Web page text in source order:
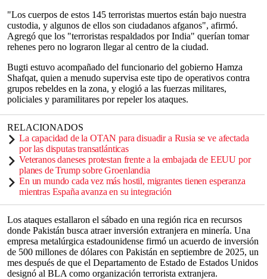
"Los cuerpos de estos 145 terroristas muertos están bajo nuestra
custodia, y algunos de ellos son ciudadanos afganos", afirmó.
Agregó que los "terroristas respaldados por India" querían tomar
rehenes pero no lograron llegar al centro de la ciudad.
Bugti estuvo acompañado del funcionario del gobierno Hamza
Shafqat, quien a menudo supervisa este tipo de operativos contra
grupos rebeldes en la zona, y elogió a las fuerzas militares,
policiales y paramilitares por repeler los ataques.
RELACIONADOS
La capacidad de la OTAN para disuadir a Rusia se ve afectada
por las disputas transatlánticas
Veteranos daneses protestan frente a la embajada de EEUU por
planes de Trump sobre Groenlandia
En un mundo cada vez más hostil, migrantes tienen esperanza
mientras España avanza en su integración
Los ataques estallaron el sábado en una región rica en recursos
donde Pakistán busca atraer inversión extranjera en minería. Una
empresa metalúrgica estadounidense firmó un acuerdo de inversión
de 500 millones de dólares con Pakistán en septiembre de 2025, un
mes después de que el Departamento de Estado de Estados Unidos
designó al BLA como organización terrorista extranjera.